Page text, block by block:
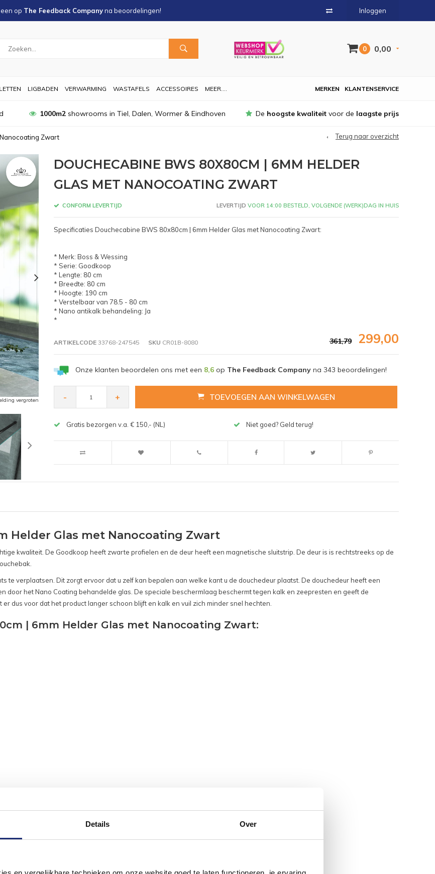
Details Over
op The Feedback Companyna beoordelingen! Inloggen
0 0,00
LIGBADEN VERWARMING WASTAFELS ACCESSOIRES MEER.... KLANTENSERVICE
MERKEN
1000m2showrooms in Tiel, Dalen, Wormer & Eindhoven De hoogste kwaliteit voor de laagste prijs
Zwart Terug naar overzicht
vergroten Afbeelding vergroten
DOUCHECABINE BWS 80X80CM | 6MM HELDER
GLAS MET NANOCOATING ZWART
CONFORM LEVERTIJD LEVERTIJD VOOR 14:00 BESTELD, VOLGENDE (WERK)DAG IN HUIS
Specificaties Douchecabine BWS 80x80cm | 6mm Helder Glas met Nanocoating Zwart:
* Merk: Boss & Wessing
* Serie: Goodkoop
* Lengte: 80 cm
* Breedte: 80 cm
* Hoogte: 190 cm
* Verstelbaar van 78.5 - 80 cm
* Nano antikalk behandeling: Ja
*
ARTIKELCODE33768-247545 SKU CR01B-8080 361,79 299,00
Onze klanten beoordelen ons met een 8,6op The Feedback Companyna 343 beoordelingen!
- + TOEVOEGEN AAN WINKELWAGEN
Gratis bezorgen v.a. € 150,- (NL) Niet goed? Geld terug!
Helder Glas met Nanocoating Zwart
kwaliteit. De Goodkoop heeft zwarte profielen en de deur heeft een magnetische sluitstrip. De deur is is rechtstreeks op de
te verplaatsen. Dit zorgt ervoor dat u zelf kan bepalen aan welke kant u de douchedeur plaatst. De douchedeur heeft een
door het Nano Coating behandelde glas. De speciale beschermlaag beschermt tegen kalk en zeepresten en geeft de
dus voor dat het product langer schoon blijft en kalk en vuil zich minder snel hechten.
| 6mm Helder Glas met Nanocoating Zwart: